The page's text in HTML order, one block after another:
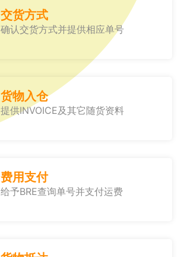
交货方式
确认交货方式并提供相应单号
货物入仓
提供INVOICE及其它随货资料
费用支付
给予BRE查询单号并支付运费